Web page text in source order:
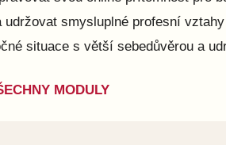
udržovat smysluplné profesní
situace s větší sebedůvěrou a
MODULY